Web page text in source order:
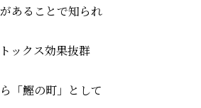
あることで知られ
ックス効果抜群
「鰹の町」として